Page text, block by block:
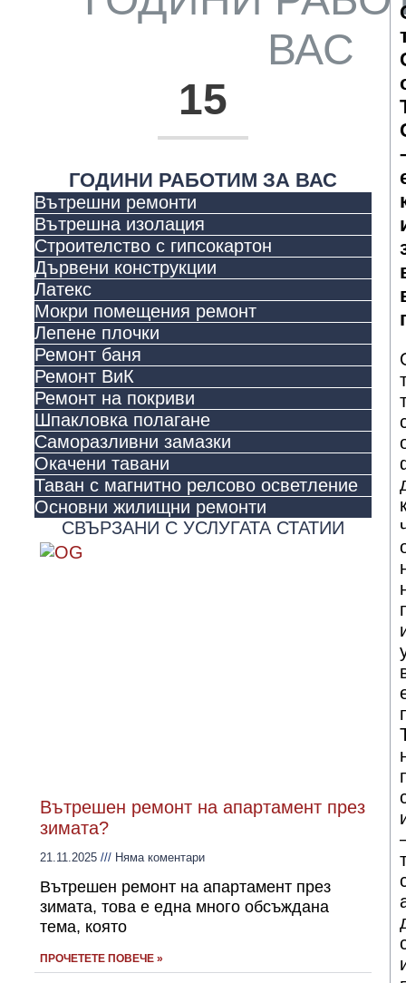
15
ГОДИНИ РАБОТИМ ЗА ВАС
Вътрешни ремонти
Вътрешна изолация
Строителство с гипсокартон
Дървени конструкции
Латекс
Мокри помещения ремонт
Лепене плочки
Ремонт баня
Ремонт ВиК
Ремонт на покриви
Шпакловка полагане
Саморазливни замазки
Окачени тавани
Таван с магнитно релсово осветление
Основни жилищни ремонти
СВЪРЗАНИ С УСЛУГАТА СТАТИИ
Вътрешен ремонт на апартамент през
зимата?
21.11.2025 Няма коментари
Вътрешен ремонт на апартамент през
зимата, това е една много обсъждана
тема, която
ПРОЧЕТЕТЕ ПОВЕЧЕ »